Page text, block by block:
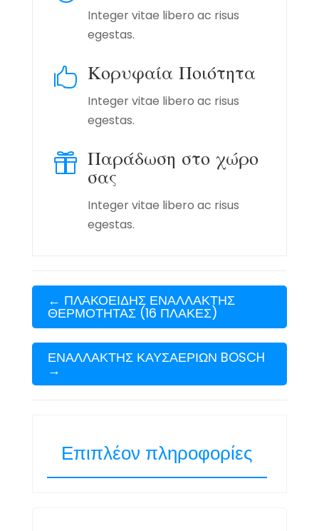
Integer vitae libero ac risus
egestas.
 Κορυφαία Ποιότητα
Integer vitae libero ac risus
egestas.
 Παράδωση στο χώρο
σας
Integer vitae libero ac risus
egestas.
← ΠΛΑΚΟΕΙΔΗΣ ΕΝΑΛΛΑΚΤΗΣ
ΘΕΡΜΟΤΗΤΑΣ (16 ΠΛΑΚΕΣ)
ΕΝΑΛΛΑΚΤΗΣ ΚΑΥΣΑΕΡΙΩΝ BOSCH
→
Επιπλέον πληροφορίες